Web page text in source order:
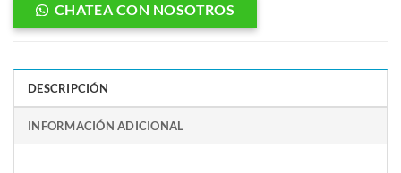
CHATEA CON NOSOTROS
DESCRIPCIÓN
INFORMACIÓN ADICIONAL